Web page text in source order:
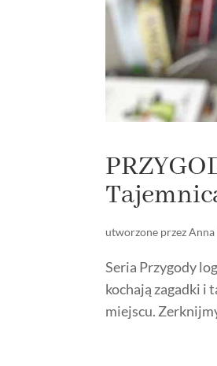
utworzone przezAnna
Seria Przygody
kochają zagadki i
miejscu.